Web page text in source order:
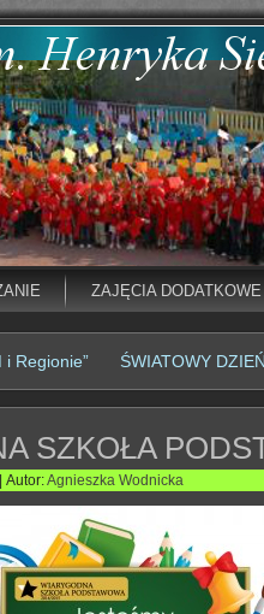
ZAJĘCIA DODATKOWE
i Regionie” ŚWIATOWY
SZKOŁA
Autor:Agnieszka Wodnicka